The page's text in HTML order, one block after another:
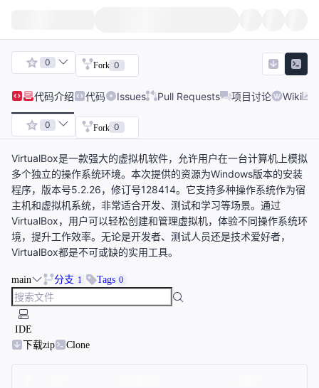
0 Fork 0
代码介绍 代码 Issues Pull Requests 项目讨论 Wiki
0 Fork 0
VirtualBox是一款强大的虚拟机软件，允许用户在一台计算机上模拟
多个独立的操作系统环境。本次提供的资源为Windows版本的安装
程序，版本号5.2.26，修订号128414。它支持多种操作系统作为宿
主机和虚拟机系统，非常适合开发、测试和学习等场景。通过
VirtualBox，用户可以轻松创建和管理虚拟机，体验不同操作系统环
境，提升工作效率。无论是开发者、测试人员还是技术爱好者，
VirtualBox都是不可或缺的实用工具。
main 分支 1 Tags 0
IDE
下载zip
Clone